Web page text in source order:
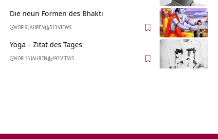
Die neun Formen des Bhakti
VOR 9 JAHREN 513 VIEWS
Yoga – Zitat des Tages
VOR 15 JAHREN 493 VIEWS